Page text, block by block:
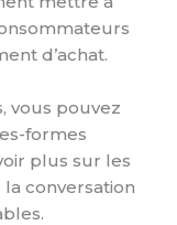
d’achat.
vous pouvez
formes
plus sur les
conversation